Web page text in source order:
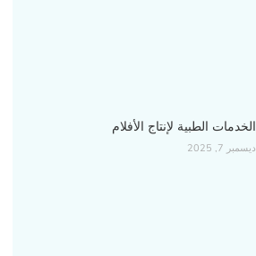
الخدمات الطبية لإنتاج الأفلام
ديسمبر 7, 2025